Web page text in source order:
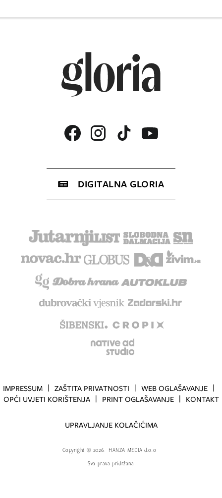
DIGITALNA GLORIA
IMPRESSUM ZAŠTITA PRIVATNOSTI
WEB OGLAŠAVANJE
OPĆI UVJETI KORIŠTENJA
PRINT OGLAŠAVANJE KONTAKT
UPRAVLJANJE KOLAČIĆIMA
Copyright © 2026.
HANZA MEDIA d.o.o
Sva prava pridržana